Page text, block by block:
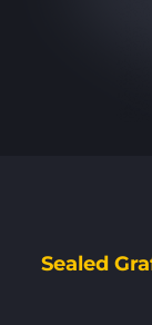
Sealed